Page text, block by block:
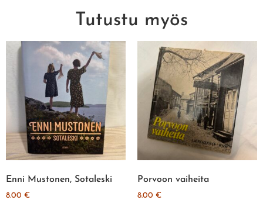
Tutustu myös
Enni Mustonen, Sotaleski
8.00 €
Porvoon vaiheita
8.00 €